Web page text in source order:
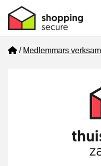
Home
Medlemmars